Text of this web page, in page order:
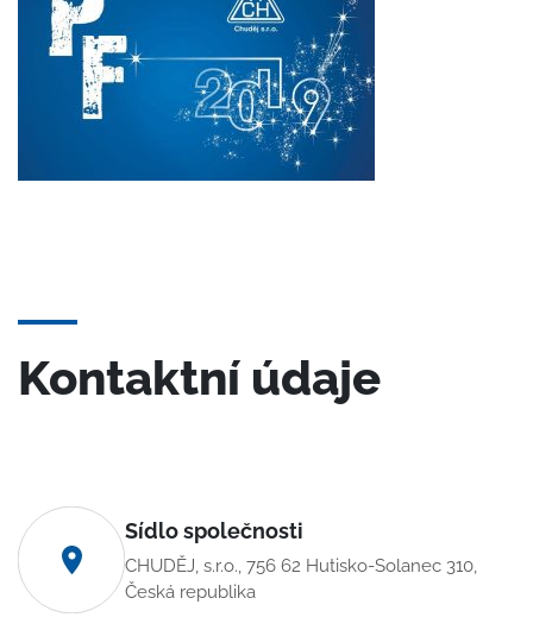
Kontaktní údaje
Sídlo společnosti
CHUDĚJ, s.r.o., 756 62 Hutisko-Solanec 310,
Česká republika